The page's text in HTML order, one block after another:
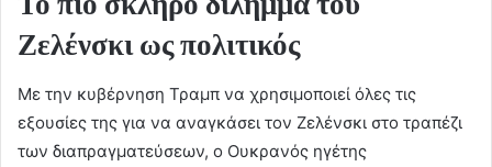
Ζελένσκι ως πολιτικός
Με την κυβέρνηση Τραμπ να χρησιμοποιεί όλες τις
εξουσίες της για να αναγκάσει τον Ζελένσκι στο τραπέζι
των διαπραγματεύσεων, ο Ουκρανός ηγέτης